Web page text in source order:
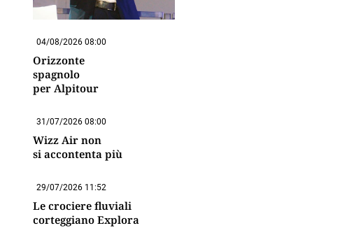
04/08/2026 08:00
Orizzonte
spagnolo
per Alpitour
31/07/2026 08:00
Wizz Air non
si accontenta più
29/07/2026 11:52
Le crociere fluviali
corteggiano Explora